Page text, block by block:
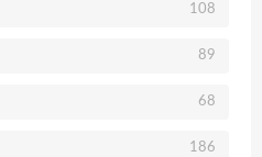
108
89
68
186